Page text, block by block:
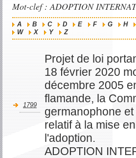
Mot-clef : ADOPTION
A B C D E F G H
W
X Y Z
1799
Projet de loi
18 février 2020
décembre 2005
flamande, la
germanophone
relatif à la mise
l'adoption.
ADOPTION